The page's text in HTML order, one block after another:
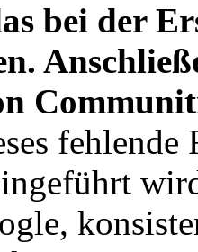
bei der
fehlende